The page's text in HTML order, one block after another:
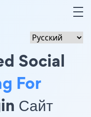
Social
For
Сайт